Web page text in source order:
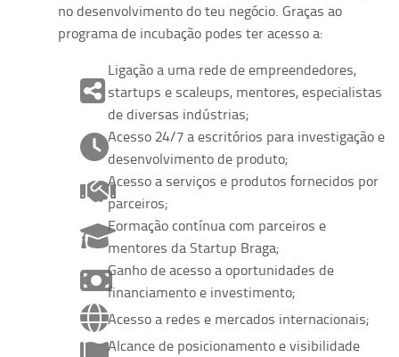
no desenvolvimento do teu negócio. Graças ao
programa de incubação podes ter acesso a:
Ligação a uma rede de empreendedores,
startups e scaleups, mentores, especialistas
de diversas indústrias;
Acesso 24/7 a escritórios para investigação e
desenvolvimento de produto;
Acesso a serviços e produtos fornecidos por
parceiros;
Formação contínua com parceiros e
mentores da Startup Braga;
Ganho de acesso a oportunidades de
financiamento e investimento;
Acesso a redes e mercados internacionais;
Alcance de posicionamento e visibilidade